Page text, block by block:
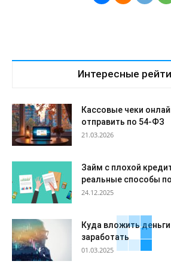
Интересные
Кассовые чеки
отправить по 54-ФЗ
21.03.2026
Займ с плохой
реальные способы
24.12.2025
Куда вложить
заработать
01.03.2025